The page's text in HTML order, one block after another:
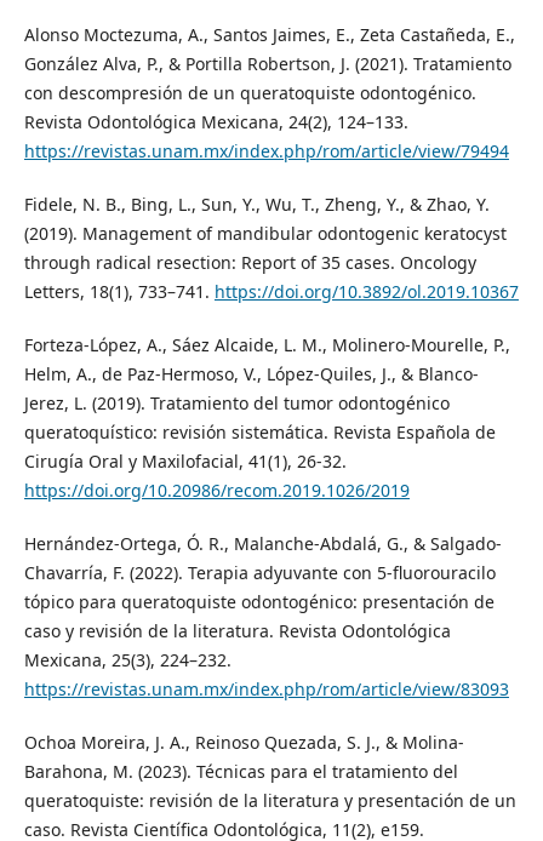
Alonso Moctezuma, A., Santos Jaimes, E., Zeta Castañeda, E.,
González Alva, P., & Portilla Robertson, J. (2021). Tratamiento
con descompresión de un queratoquiste odontogénico.
Revista Odontológica Mexicana, 24(2), 124–133.
https://revistas.unam.mx/index.php/rom/article/view/79494
Fidele, N. B., Bing, L., Sun, Y., Wu, T., Zheng, Y., & Zhao, Y.
(2019). Management of mandibular odontogenic keratocyst
through radical resection: Report of 35 cases. Oncology
Letters, 18(1), 733–741. https://doi.org/10.3892/ol.2019.10367
Forteza-López, A., Sáez Alcaide, L. M., Molinero-Mourelle, P.,
Helm, A., de Paz-Hermoso, V., López-Quiles, J., & Blanco-
Jerez, L. (2019). Tratamiento del tumor odontogénico
queratoquístico: revisión sistemática. Revista Española de
Cirugía Oral y Maxilofacial, 41(1), 26-32.
https://doi.org/10.20986/recom.2019.1026/2019
Hernández-Ortega, Ó. R., Malanche-Abdalá, G., & Salgado-
Chavarría, F. (2022). Terapia adyuvante con 5-fluorouracilo
tópico para queratoquiste odontogénico: presentación de
caso y revisión de la literatura. Revista Odontológica
Mexicana, 25(3), 224–232.
https://revistas.unam.mx/index.php/rom/article/view/83093
Ochoa Moreira, J. A., Reinoso Quezada, S. J., & Molina-
Barahona, M. (2023). Técnicas para el tratamiento del
queratoquiste: revisión de la literatura y presentación de un
caso. Revista Científica Odontológica, 11(2), e159.